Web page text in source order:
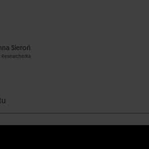
Sieroń
Researcherka